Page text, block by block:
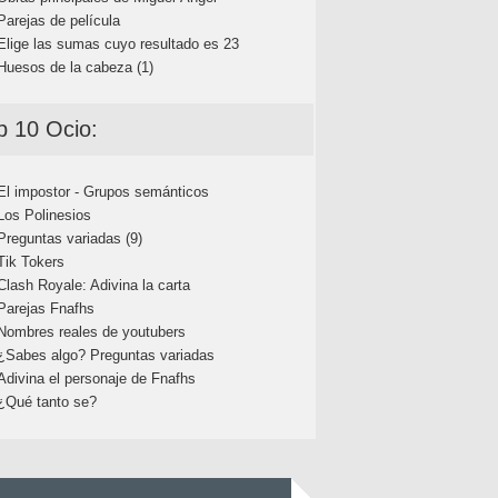
de película
las sumas cuyo resultado es 23
de la cabeza (1)
10 Ocio:
impostor - Grupos semánticos
Polinesios
variadas (9)
Tokers
Royale: Adivina la carta
Fnafhs
reales de youtubers
algo? Preguntas variadas
el personaje de Fnafhs
tanto se?